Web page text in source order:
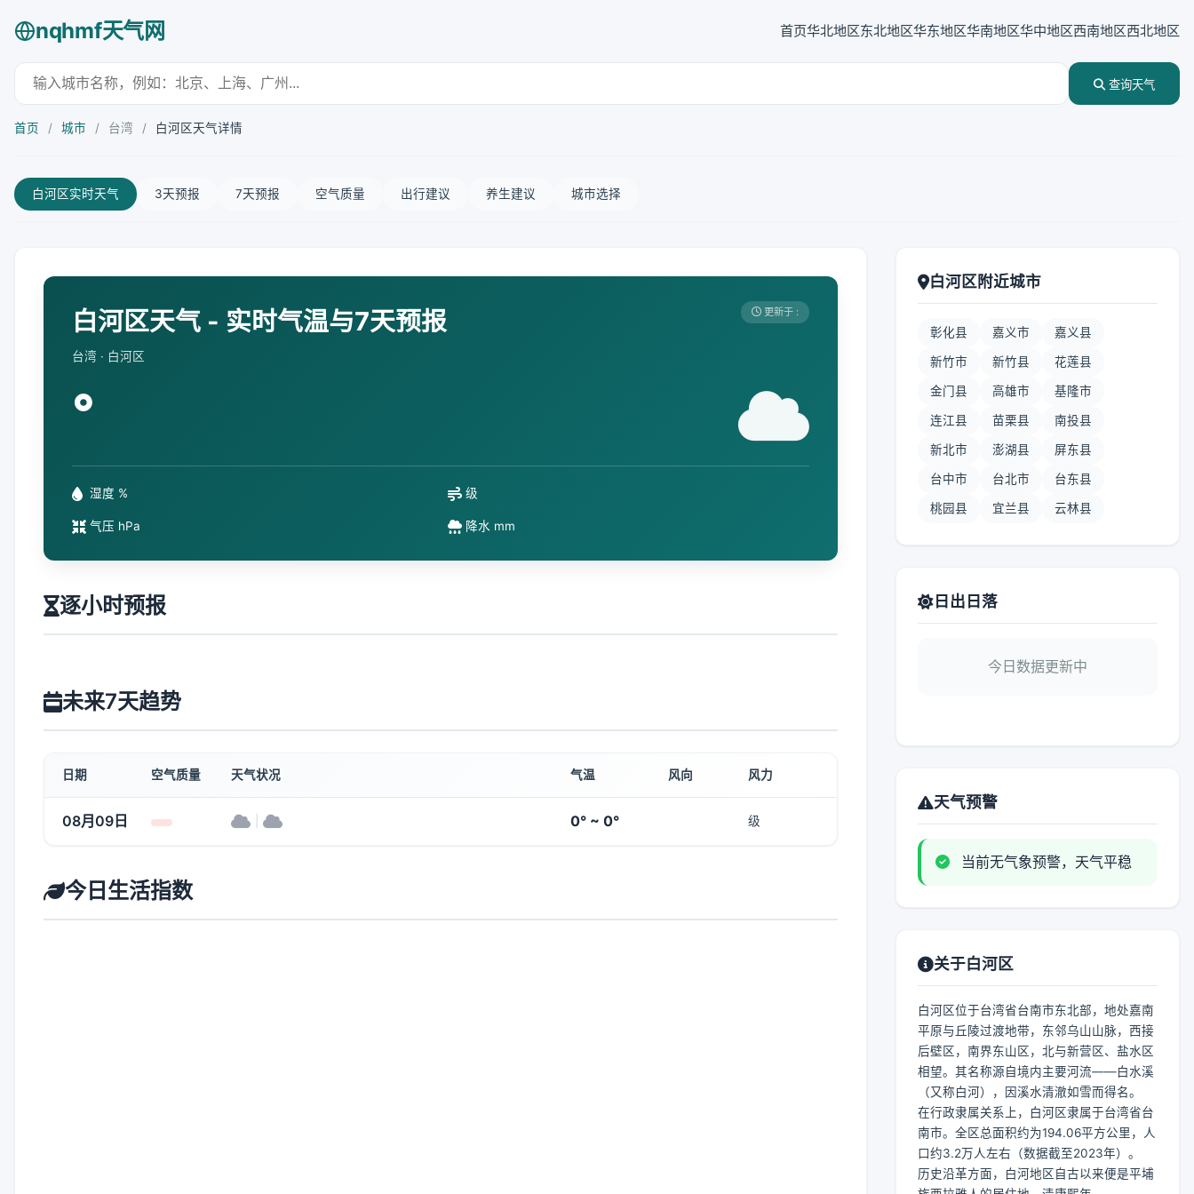
nqhmf天气网 首页华北地区东北地区华东地区华南地区华中地区西南地区西北地区
查询天气
首页 / 城市 / 台湾 / 白河区天气详情
白河区实时天气 3天预报 7天预报 空气质量 出行建议 养生建议 城市选择
白河区天气 - 实时气温与7天预报
台湾 · 白河区
更新于 :
°
湿度 % 级
气压 hPa 降水 mm
逐小时预报
未来7天趋势
日期 空气质量 天气状况 气温 风向 风力
08月09日 0° ~ 0° 级
今日生活指数
白河区附近城市
彰化县 嘉义市 嘉义县
新竹市 新竹县 花莲县
金门县 高雄市 基隆市
连江县 苗栗县 南投县
新北市 澎湖县 屏东县
台中市 台北市 台东县
桃园县 宜兰县 云林县
日出日落
今日数据更新中
天气预警
当前无气象预警，天气平稳
关于白河区
白河区位于台湾省台南市东北部，地处嘉南
平原与丘陵过渡地带，东邻乌山山脉，西接
后壁区，南界东山区，北与新营区、盐水区
相望。其名称源自境内主要河流——白水溪
（又称白河），因溪水清澈如雪而得名。
在行政隶属关系上，白河区隶属于台湾省台
南市。全区总面积约为194.06平方公里，人
口约3.2万人左右（数据截至2023年）。
历史沿革方面，白河地区自古以来便是平埔